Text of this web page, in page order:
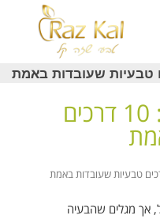
האצת חילוף חומרים: 10 דרכים
אך מגלים שהבעיה